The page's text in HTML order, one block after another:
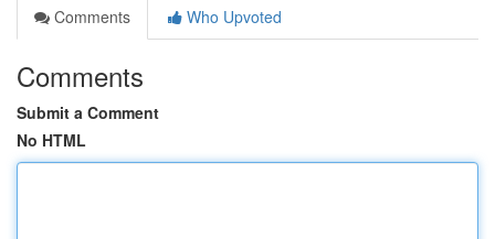
Comments
Who Upvoted
Comments
Submit a Comment
No HTML